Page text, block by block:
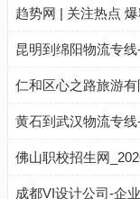
趋势网 | 关注热点
昆明到绵阳物流专
仁和区心之路旅游有